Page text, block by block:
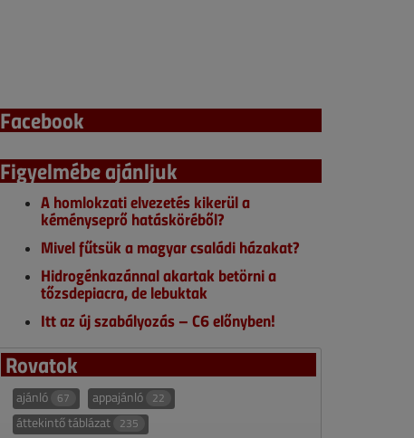
Facebook
Figyelmébe ajánljuk
A homlokzati elvezetés kikerül a
kéményseprő hatásköréből?
Mivel fűtsük a magyar családi házakat?
Hidrogénkazánnal akartak betörni a
tőzsdepiacra, de lebuktak
Itt az új szabályozás – C6 előnyben!
Rovatok
ajánló 67 appajánló 22
áttekintő táblázat 235